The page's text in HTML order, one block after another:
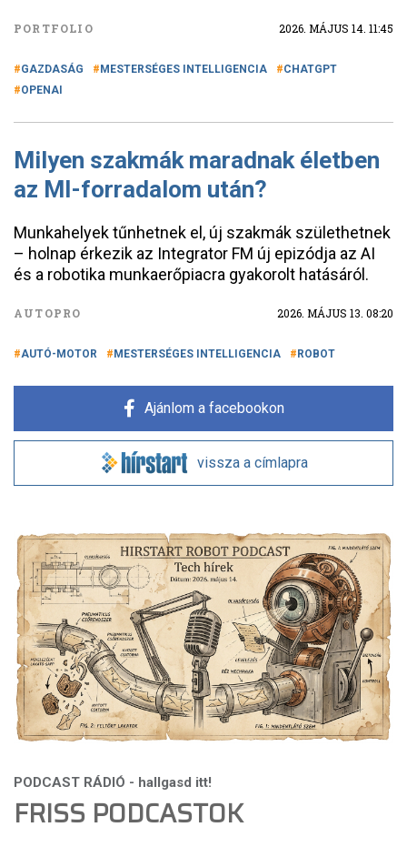
PORTFOLIO 2026. MÁJUS 14. 11:45
GAZDASÁG MESTERSÉGES INTELLIGENCIA
CHATGPT
OPENAI
Milyen szakmák maradnak életben
az MI-forradalom után?
Munkahelyek tűnhetnek el, új szakmák születhetnek
– holnap érkezik az Integrator FM új epizódja az AI
és a robotika munkaerőpiacra gyakorolt hatásáról.
AUTOPRO 2026. MÁJUS 13. 08:20
AUTÓ-MOTOR MESTERSÉGES INTELLIGENCIA ROBOT
Ajánlom a facebookon
vissza a címlapra
FRISS PODCASTOK